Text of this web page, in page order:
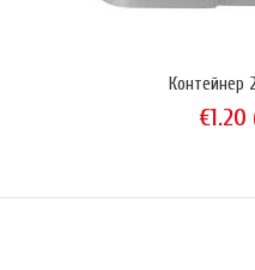
предназначена за
Контейнер
€1.20